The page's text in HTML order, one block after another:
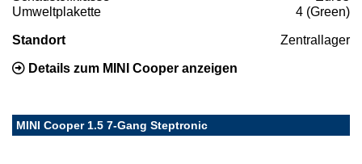
Umweltplakette
4 (Green)
Standort Zentrallager
Details zum MINI Cooper anzeigen
MINI Cooper 1.5 7-Gang Steptronic